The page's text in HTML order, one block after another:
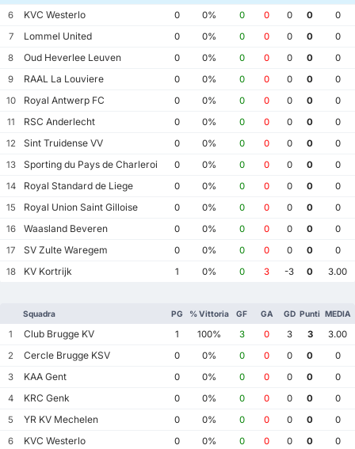
6
KVC Westerlo 0 0% 0 0 0 0
0
7
Lommel United 0 0% 0 0 0 0
0
8
Oud Heverlee Leuven 0 0% 0 0 0 0
0
9
RAAL La Louviere 0 0% 0 0 0 0
0
10
Royal Antwerp FC 0 0% 0 0 0 0
0
11
RSC Anderlecht 0 0% 0 0 0 0
0
12
Sint Truidense VV 0 0% 0 0 0 0
0
13
Sporting du Pays de Charleroi 0 0% 0 0 0 0
0
14
Royal Standard de Liege 0 0% 0 0 0 0
0
15
Royal Union Saint Gilloise 0 0% 0 0 0 0
0
16
Waasland Beveren 0 0% 0 0 0 0
0
17
SV Zulte Waregem 0 0% 0 0 0 0
0
18
KV Kortrijk 1 0% 0 3 -3 0 3.00
Squadra PG % Vittoria GF GA GD Punti MEDIA
1 Club Brugge KV 1 100% 3 0 3 3
3.00
2
Cercle Brugge KSV 0 0% 0 0 0 0
0
3
KAA Gent 0 0% 0 0 0 0
0
4
KRC Genk 0 0% 0 0 0 0
0
5
YR KV Mechelen 0 0% 0 0 0 0
0
6
KVC Westerlo 0 0% 0 0 0 0
0